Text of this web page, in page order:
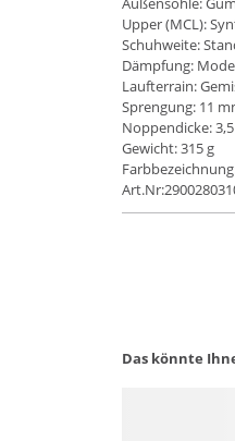
Upper (MCL):
Schuhweite:
Dämpfung:
Laufterrain:
Sprengung: 11
Noppendicke:
Gewicht: 315 g
Das könnte